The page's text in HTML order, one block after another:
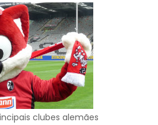
clubes alemães